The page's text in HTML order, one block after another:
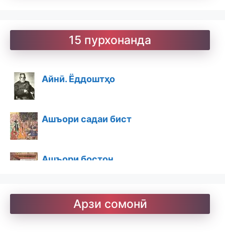
15 пурхонанда
Арзи сомонӣ